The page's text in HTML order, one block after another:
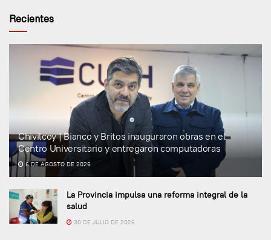
Recientes
Chivilcoy | Bianco y Britos inauguraron obras en el
Centro Universitario y entregaron computadoras
6 DE AGOSTO DE 2026
La Provincia impulsa una reforma integral de la
salud
30 DE JULIO DE 2026